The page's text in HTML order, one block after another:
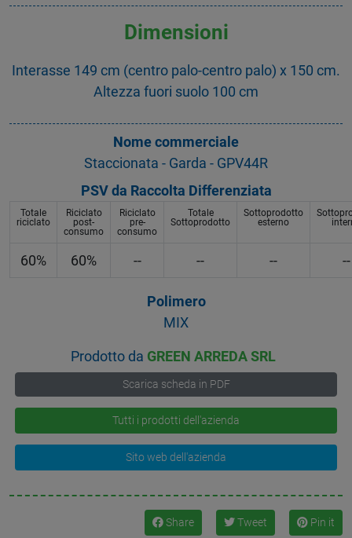
Dimensioni
Interasse 149 cm (centro palo-centro palo) x 150 cm.
Altezza fuori suolo 100 cm
Nome commerciale
Staccionata - Garda - GPV44R
PSV da Raccolta Differenziata
Totale
riciclato
Riciclato
post-
consumo
Riciclato
pre-
consumo
Totale
Sottoprodotto
Sottoprodotto
esterno
60% 60% -- -- -- --
Polimero
MIX
Prodotto da GREEN ARREDA SRL
Scarica scheda in PDF
Tutti i prodotti dell'azienda
Sito web dell'azienda
Share Tweet Pin it